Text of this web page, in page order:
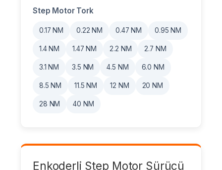
Step Motor Tork
0.17 NM 0.22 NM 0.47 NM 0.95 NM
1.4 NM 1.47 NM 2.2 NM 2.7 NM
3.1 NM 3.5 NM 4.5 NM 6.0 NM
8.5 NM 11.5 NM 12 NM 20 NM
28 NM 40 NM
Enkoderli Step Motor Sürücü